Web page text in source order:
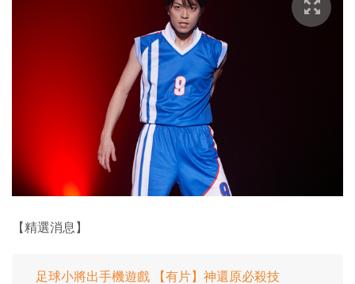
【精選消息】
足球小將出手機遊戲 【有片】神還原必殺技